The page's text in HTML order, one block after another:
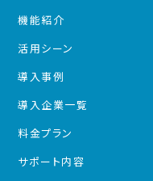
機能紹介
活用シーン
導入事例
導入企業一覧
料金プラン
サポート内容